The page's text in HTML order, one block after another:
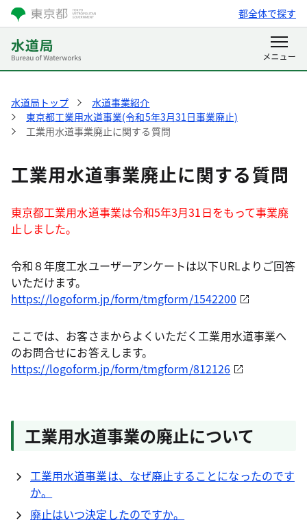
都全体で探す
水道局トップ
水道事業紹介
東京都工業用水道事業(令和5年3月31日事業廃止)
工業用水道事業廃止に関する質問
工業用水道事業廃止に関する質問
東京都工業用水道事業は令和5年3月31日をもって事業廃
止しました。
令和８年度工水ユーザーアンケートは以下URLよりご回答
いただけます。
https://logoform.jp/form/tmgform/1542200
ここでは、お客さまからよくいただく工業用水道事業へ
のお問合せにお答えします。
https://logoform.jp/form/tmgform/812126
工業用水道事業の廃止について
工業用水道事業は、なぜ廃止することになったのです
か。
廃止はいつ決定したのですか。